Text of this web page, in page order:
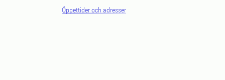
Öppettider och adresser